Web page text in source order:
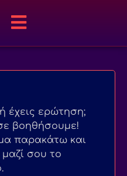
έχεις ερώτηση;
βοηθήσουμε!
παρακάτω και
σου το